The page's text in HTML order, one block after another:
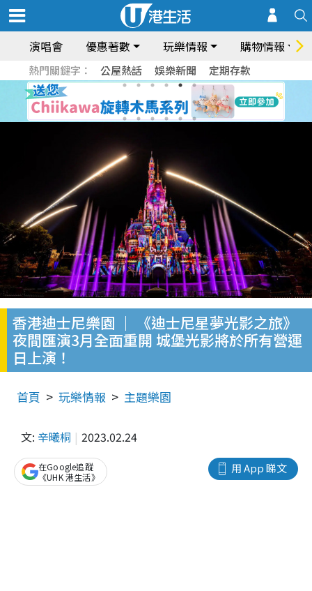
演唱會 優惠著數 玩樂情報 購物情報
熱門關鍵字： 公屋熱話 娛樂新聞 定期存款
香港迪士尼樂園 ｜ 《迪士尼星夢光影之旅》
夜間匯演3月全面重開 城堡光影將於所有營運
日上演！
首頁 玩樂情報 主題樂園
文: 辛曦桐 2023.02.24
用 App 睇文
在Google追蹤
《UHK 港生活》